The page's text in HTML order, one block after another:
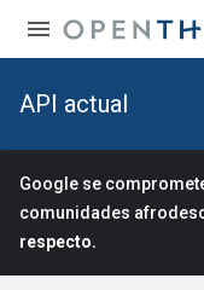
API actual
Google se
comunidades
respecto.